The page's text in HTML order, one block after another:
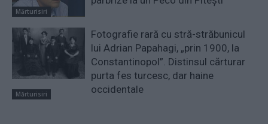
Mărturisiri
Mărturisiri
Fotografie rară cu stră-străbunicul
lui Adrian Papahagi, „prin 1900, la
Constantinopol”. Distinsul cărturar
purta fes turcesc, dar haine
occidentale